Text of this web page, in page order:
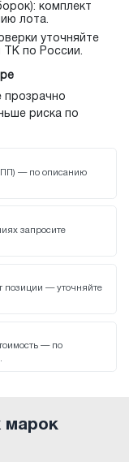
комплект
лота.
уточняйте
ТК по России.
прозрачно
риска по
КПП) — по описанию
запросите
позиции — уточняйте
— по
марок